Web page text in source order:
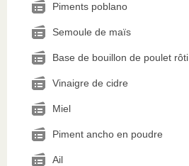
Piments poblano
Semoule de maïs
Base de bouillon de poulet rôti
Vinaigre de cidre
Miel
Piment ancho en poudre
Ail